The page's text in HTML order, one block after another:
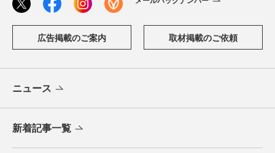
広告掲載のご案内 取材掲載のご依頼
ニュース
新着記事一覧